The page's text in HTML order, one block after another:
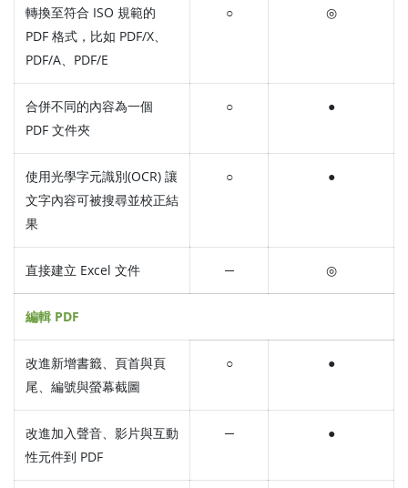
轉換至符合 ISO 規範的
PDF 格式，比如 PDF/X、
PDF/A、PDF/E
○ ◎
合併不同的內容為一個
PDF 文件夾
○ ●
使用光學字元識別(OCR) 讓
文字內容可被搜尋並校正結
果
○ ●
直接建立 Excel 文件 ─ ◎
編輯 PDF
改進新增書籤、頁首與頁
尾、編號與螢幕截圖
○ ●
改進加入聲音、影片與互動
性元件到 PDF
─ ●